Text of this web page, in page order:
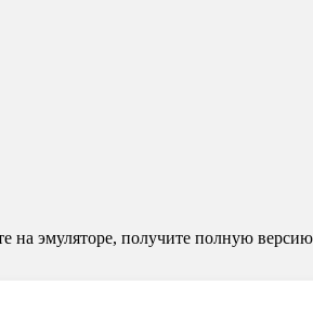
на эмуляторе, получите полную версию